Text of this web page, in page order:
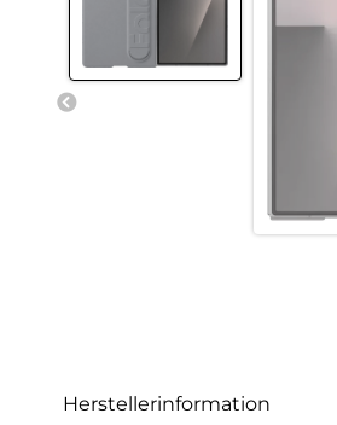
Herstellerinformation